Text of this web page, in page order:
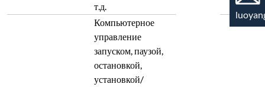
т.д.
Компьютерное
управление
запуском, паузой,
остановкой,
установкой/